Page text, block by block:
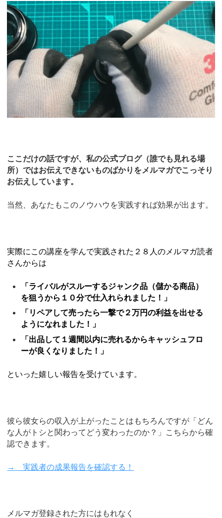
ここだけの話ですが、私の公式ブログ（誰でも見れる場
所）ではお伝えできないものばかりをメルマガでこっそり
お伝えしています。
当然、あなたもこのノウハウを実践すれば効果が出ます。
実際にこの講座を学んで実践された２８人のメルマガ読者
さんからは
「ライバルがスルーするジャンク品（儲かる商品）
を狙うから１０分で仕入れられました！」
「リペアして売ったら一撃で２万円の利益を出せる
ようになれました！」
「出品して１週間以内に売れるからキャッシュフロ
ーが良くなりました！」
といった嬉しい報告を受けています。
彼ら彼女らの収入が上がったことはもちろんですが「どん
な人がトシと関わってどう変わったのか？」こちらから確
認できます。
→ 実践者の成果報告を確認する！
メルマガ登録された方にはもれなく